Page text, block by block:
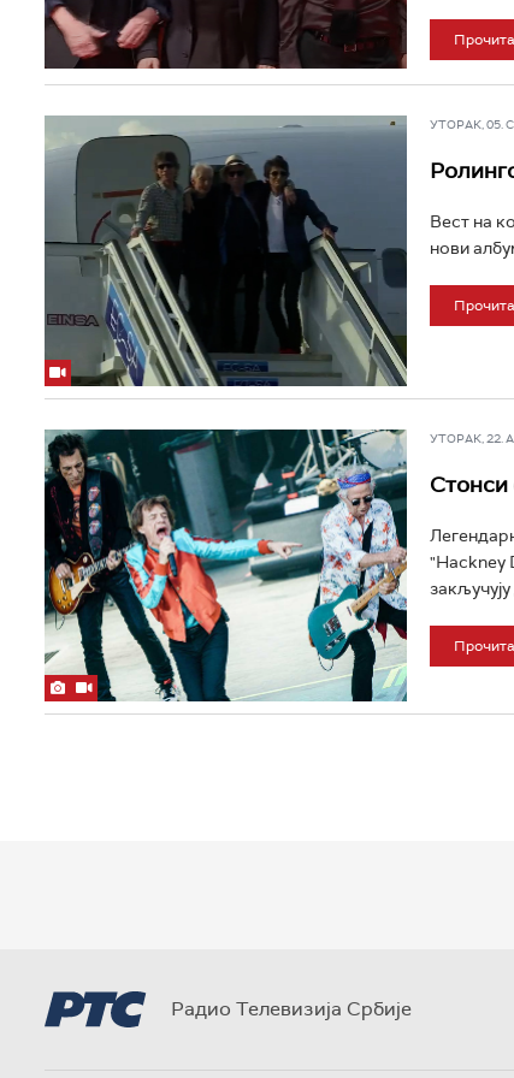
УТОРАК, 05.
Вест на
нови
УТОРАК, 22.
Стонси
"Hackney
закључују
Радио Телевизија Србије